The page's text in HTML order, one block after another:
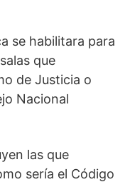
se habilitara para
que
de Justicia o
Nacional
las que
sería el Código